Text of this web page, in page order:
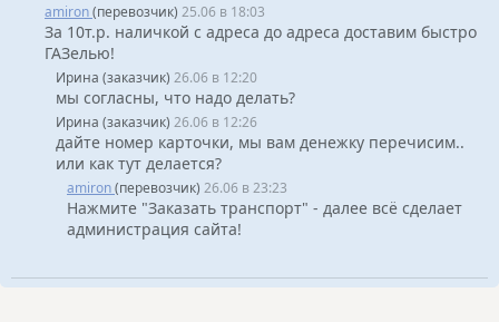
amiron(перевозчик) 25.06 в 18:03
За 10т.р. наличкой с адреса до адреса доставим быстро
ГАЗелью!
Ирина (заказчик) 26.06 в 12:20
мы согласны, что надо делать?
Ирина (заказчик) 26.06 в 12:26
дайте номер карточки, мы вам денежку перечисим..
или как тут делается?
amiron(перевозчик) 26.06 в 23:23
Нажмите "Заказать транспорт" - далее всё сделает
администрация сайта!